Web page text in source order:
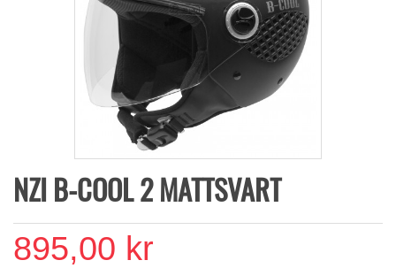
NZI B-COOL 2 MATTSVART
895,00 kr